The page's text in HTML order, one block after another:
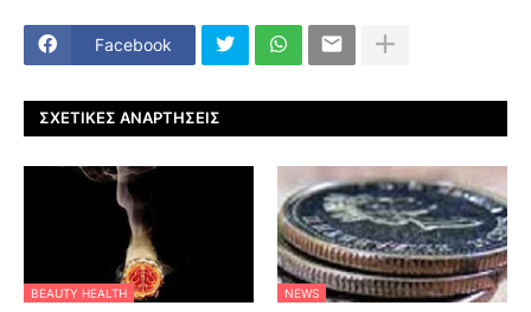
Facebook
ΣΧΕΤΙΚΈΣ ΑΝΑΡΤΉΣΕΙΣ
BEAUTY HEALTH NEWS